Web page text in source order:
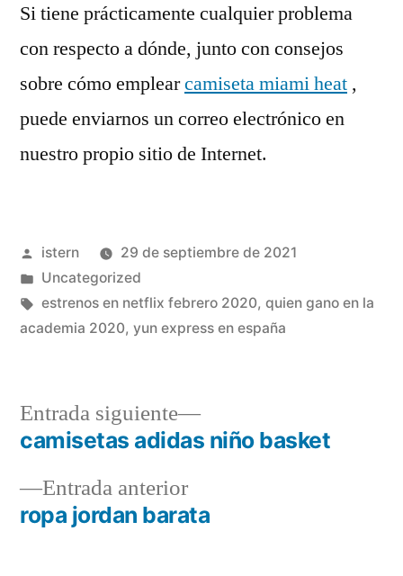
Si tiene prácticamente cualquier problema
con respecto a dónde, junto con consejos
sobre cómo emplearcamiseta miami heat ,
puede enviarnos un correo electrónico en
nuestro propio sitio de Internet.
Publicado
por
istern
29 de septiembre de 2021
Publicado
en
Uncategorized
Etiquetas:
estrenos en netflix febrero 2020, quien gano en la
academia 2020, yun express en españa
Navegación
de
entradas
Entrada anteriorEntrada
anterior:
ropa jordan barata
Entrada siguiente
Entrada
siguiente:
camisetas adidas niño basket